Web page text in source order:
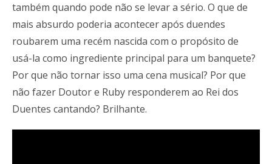
também quando pode não se levar a sério. O que de
mais absurdo poderia acontecer após duendes
roubarem uma recém nascida com o propósito de
usá-la como ingrediente principal para um banquete?
Por que não tornar isso uma cena musical? Por que
não fazer Doutor e Ruby responderem ao Rei dos
Duentes cantando? Brilhante.